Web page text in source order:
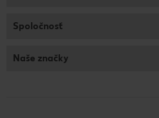
Spoločnosť
Naše značky